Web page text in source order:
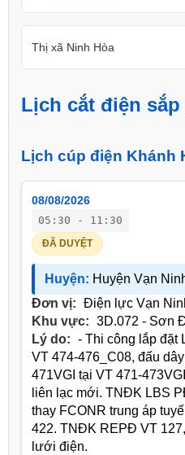
Thị xã Ninh Hòa
Lịch cắt điện
Lịch cúp điện Khánh
08/08/2026
05:30 - 11:30
ĐÃ DUYỆT
Huyện: Huyện Vạn
Đơn vị: Điện lực Vạn
Khu vực: 3D.072 - Sơn
Lý do: - Thi công lắp đặt
VT 474-476_C08, đấu
471VGI tại VT 471-
liên lạc mới. TNĐK LBS
thay FCONR trung áp
422. TNĐK REPĐ VT
lưới điện.